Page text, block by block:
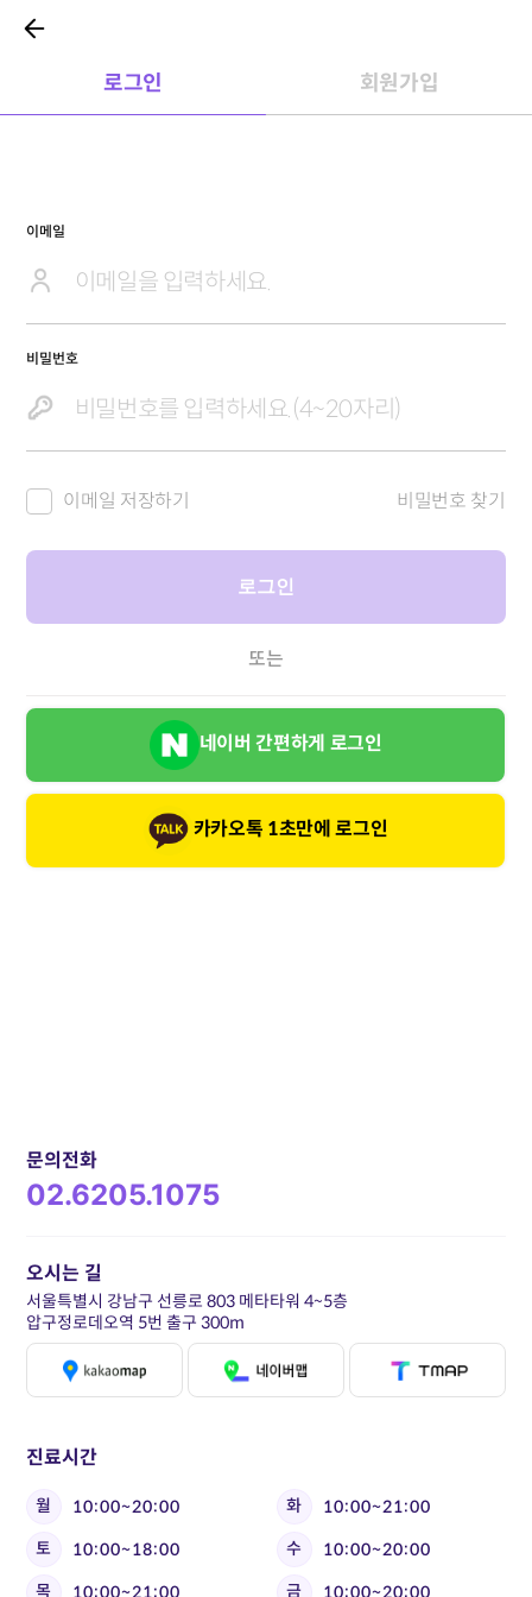
로그인 회원가입
이메일
비밀번호
이메일 저장하기 비밀번호 찾기
로그인
또는
네이버 간편하게 로그인
카카오톡 1초만에 로그인
문의전화
02.6205.1075
진료시간
월 10:00~20:00 화
10:00~21:00
토
10:00~18:00 수
10:00~20:00
목
10:00~21:00 금 10:00~20:00
오시는 길
서울특별시 강남구 선릉로 803 메타타워 4~5층
압구정로데오역 5번 출구 300m